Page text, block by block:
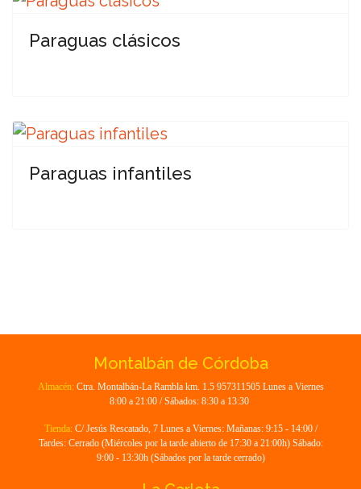
Paraguas clásicos
Paraguas infantiles
Montalbán de Córdoba
Almacén: Ctra. Montalbán-La Rambla km. 1.5 957311505 Lunes a Viernes
8:00 a 21:00 / Sábados: 8:30 a 13:30
Tienda: C/ Jesús Rescatado, 7 Lunes a Viernes: Mañanas: 9:15 - 14:00 /
Tardes: Cerrado (Miércoles por la tarde abierto de 17:30 a 21:00h) Sábado:
9:00 - 13:30h (Sábados por la tarde cerrado)